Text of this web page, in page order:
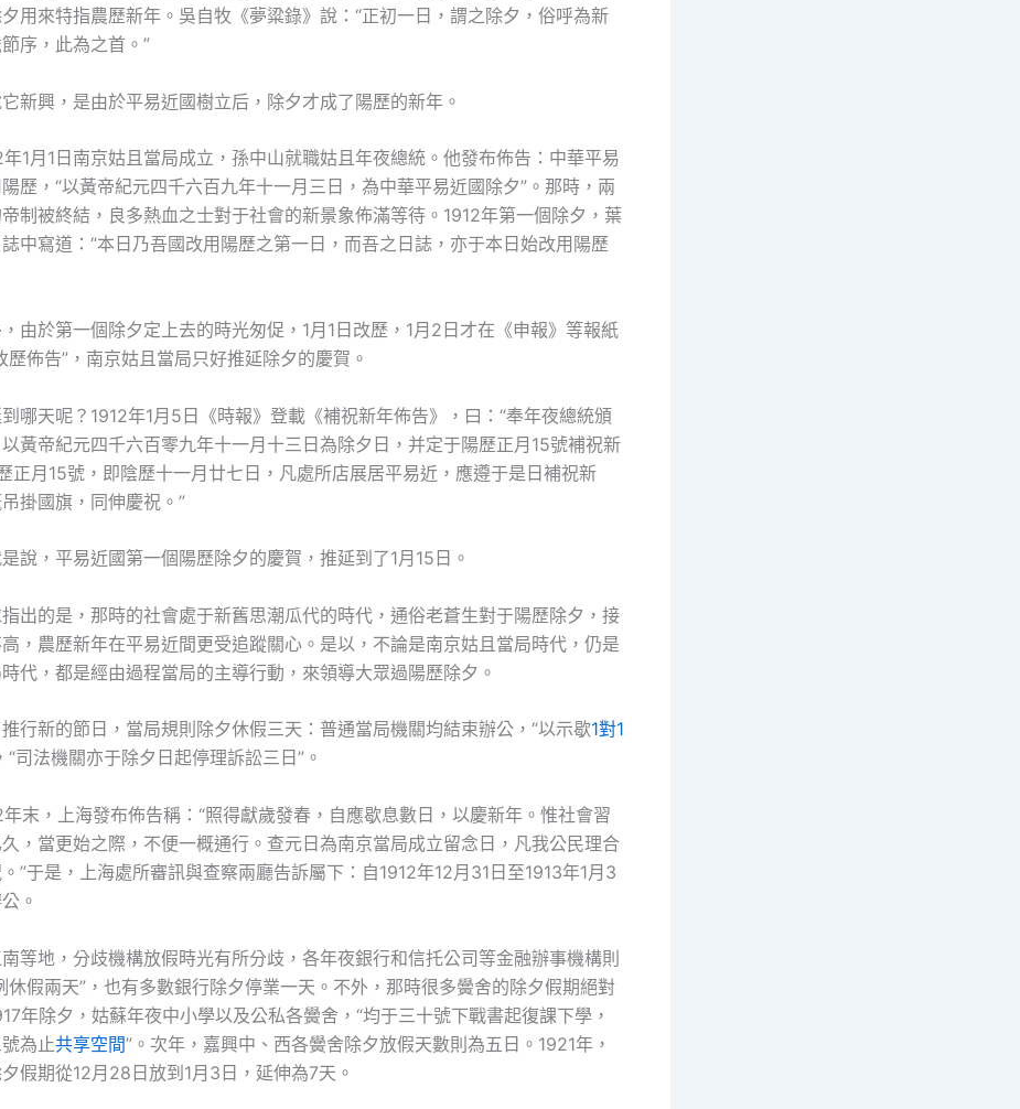
用來特指農歷新年。吳自牧《夢粱錄》說：“正初一日，謂之除夕，俗呼為新
序，此為之首。”
新興，是由於平易近國樹立后，除夕才成了陽歷的新年。
年1月1日南京姑且當局成立，孫中山就職姑且年夜總統。他發布佈告：中華平易
歷，“以黃帝紀元四千六百九年十一月三日，為中華平易近國除夕”。那時，兩
制被終結，良多熱血之士對于社會的新景象佈滿等待。1912年第一個除夕，葉
中寫道：“本日乃吾國改用陽歷之第一日，而吾之日誌，亦于本日始改用陽歷
由於第一個除夕定上去的時光匆促，1月1日改歷，1月2日才在《申報》等報紙
歷佈告”，南京姑且當局只好推延除夕的慶賀。
哪天呢？1912年1月5日《時報》登載《補祝新年佈告》，曰：“奉年夜總統頒
黃帝紀元四千六百零九年十一月十三日為除夕日，并定于陽歷正月15號補祝新
月15號，即陰歷十一月廿七日，凡處所店展居平易近，應遵于是日補祝新
掛國旗，同伸慶祝。”
說，平易近國第一個陽歷除夕的慶賀，推延到了1月15日。
出的是，那時的社會處于新舊思潮瓜代的時代，通俗老蒼生對于陽歷除夕，接
，農歷新年在平易近間更受追蹤關心。是以，不論是南京姑且當局時代，仍是
代，都是經由過程當局的主導行動，來領導大眾過陽歷除夕。
行新的節日，當局規則除夕休假三天：普通當局機關均結束辦公，“以示歇1對1
“司法機關亦于除夕日起停理訴訟三日”。
年末，上海發布佈告稱：“照得獻歲發春，自應歇息數日，以慶新年。惟社會習
，當更始之際，不便一概通行。查元日為南京當局成立留念日，凡我公民理合
”于是，上海處所審訊與查察兩廳告訴屬下：自1912年12月31日至1913年1月3
。
等地，分歧機構放假時光有所分歧，各年夜銀行和信托公司等金融辦事機構則
休假兩天”，也有多數銀行除夕停業一天。不外，那時很多黌舍的除夕假期絕對
年除夕，姑蘇年夜中小學以及公私各黌舍，“均于三十號下戰書起復課下學，
為止共享空間”。次年，嘉興中、西各黌舍除夕放假天數則為五日。1921年，
假期從12月28日放到1月3日，延伸為7天。